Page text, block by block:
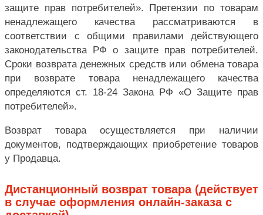
защите прав потребителей». Претензии по товарам
ненадлежащего качества рассматриваются в
соответствии с общими правилами действующего
законодательства РФ о защите прав потребителей.
Сроки возврата денежных средств или обмена товара
при возврате товара ненадлежащего качества
определяются ст. 18-24 Закона РФ «О Защите прав
потребителей».
Возврат товара осуществляется при наличии
документов, подтверждающих приобретение товаров
у Продавца.
Дистанционный возврат товара (действует
в случае оформления онлайн-заказа с